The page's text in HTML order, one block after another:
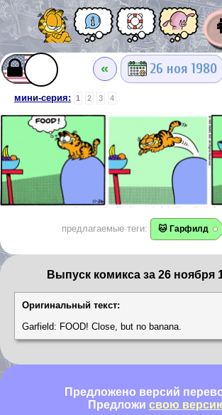
« 26 ноя 1980
мини-серия: 1 2 3 4
предлагаемые теги: 🐱 Гарфилд
Выпуск комикса за 26 ноября
Оригинальный текст:
Garfield: FOOD! Close, but no banana.
Предложено версий
Предложи свою